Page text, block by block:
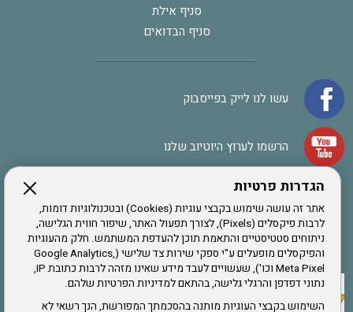
הגדרות פרטיות
אתר זה עושה שימוש בקבצי עוגיות (Cookies) ובטכנולוגיות דומות,
לרבות פיקסלים (Pixels), לצורך תפעול האתר, שיפור חווית הגלישה,
ניתוחים סטטיסטיים והתאמת תוכן להעדפת המשתמש. חלק מהעוגיות
והפיקסלים מופעלים ע"י ספקי שירות צד שלישי (Google Analytics,
Meta Pixel וכו'), שעשויים לעבד מידע שאינו מזהה לרבות כתובת IP,
נתוני דפדפן והרגלי גלישה, בהתאם למדיניות הפרטיות שלהם.
השימוש בקבצי העוגיות מותנה בהסכמתך המפורשת, הנך רשאי לא
סניף אילת
סניף הבדואים
עשו לנו לייק בפייסבוק
הרשמו לערוץ היוטיוב שלנו
אתר צה"ל
תקנון האתר